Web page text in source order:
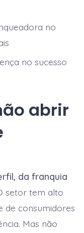
no
no sucesso
abrir
da franquia
setor tem alto
de consumidores
Mas não